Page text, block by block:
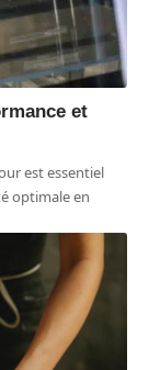
et
est essentiel
optimale en